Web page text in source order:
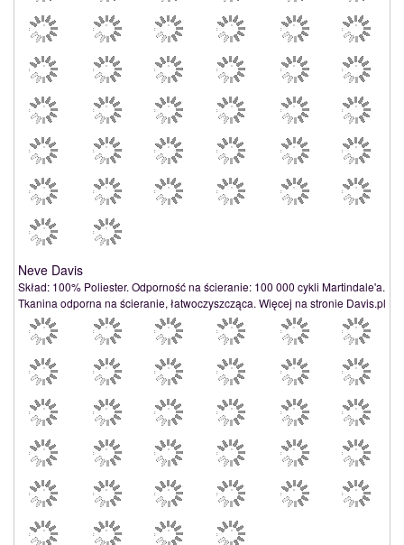
Neve Davis
Skład: 100% Poliester. Odporność na ścieranie: 100 000 cykli Martindale'a.
Tkanina odporna na ścieranie, łatwoczyszcząca. Więcej na stronie Davis.pl